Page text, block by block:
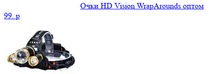
Очки HD Vision WrapArounds оптом
99. p